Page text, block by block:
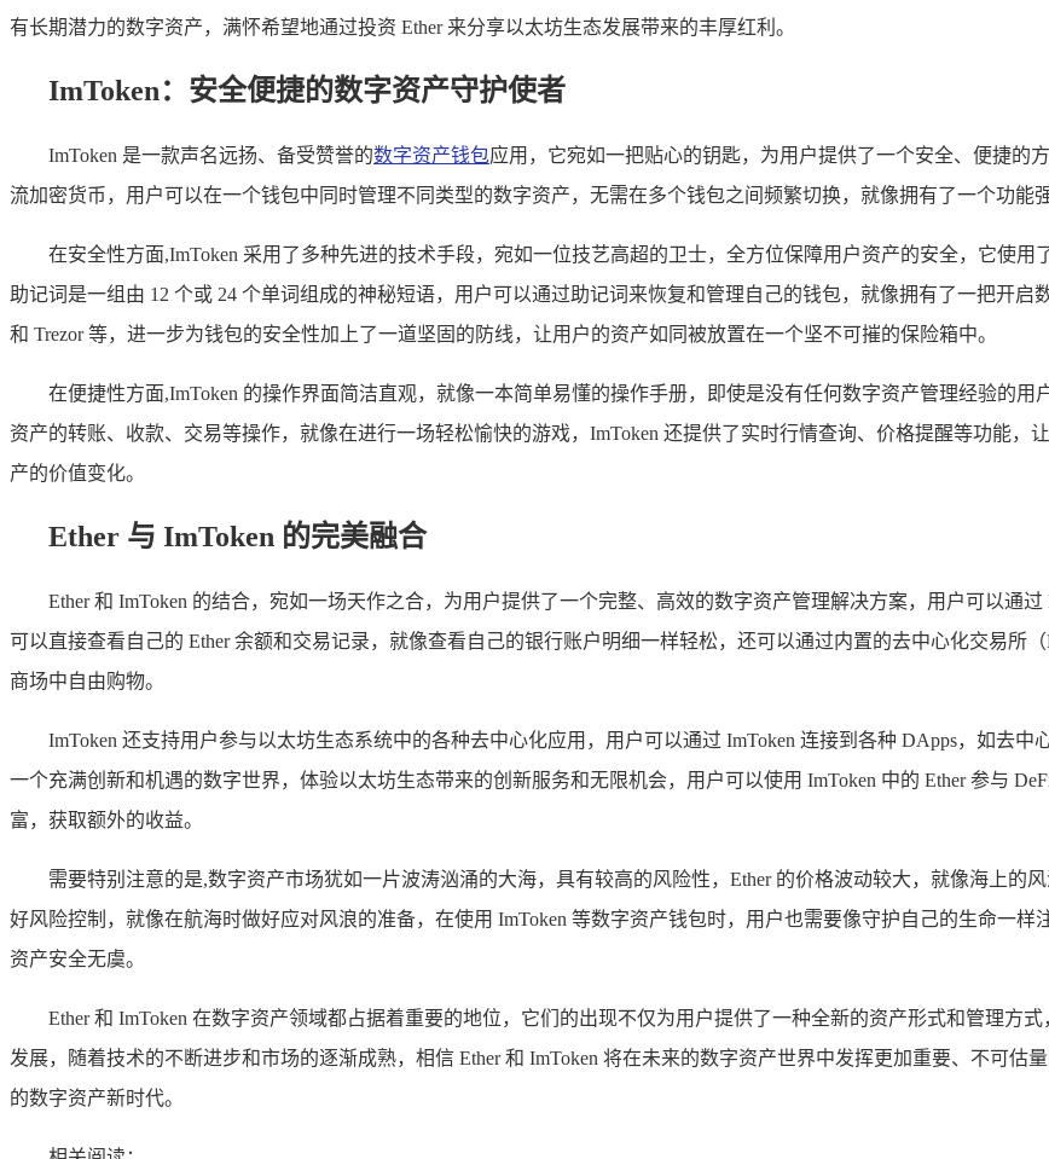
有长期潜力的数字资产，满怀希望地通过投资 Ether 来分享以太坊生态发展带来的丰厚红利。
ImToken：安全便捷的数字资产守护使者
ImToken 是一款声名远扬、备受赞誉的数字资产钱包应用，它宛如一把贴心的钥匙，为用户提供了一个安全、便捷的
流加密货币，用户可以在一个钱包中同时管理不同类型的数字资产，无需在多个钱包之间频繁切换，就像拥有了一个功能
在安全性方面,ImToken 采用了多种先进的技术手段，宛如一位技艺高超的卫士，全方位保障用户资产的安全，它使用
助记词是一组由 12 个或 24 个单词组成的神秘短语，用户可以通过助记词来恢复和管理自己的钱包，就像拥有了一把开启
和 Trezor 等，进一步为钱包的安全性加上了一道坚固的防线，让用户的资产如同被放置在一个坚不可摧的保险箱中。
在便捷性方面,ImToken 的操作界面简洁直观，就像一本简单易懂的操作手册，即使是没有任何数字资产管理经验的
资产的转账、收款、交易等操作，就像在进行一场轻松愉快的游戏，ImToken 还提供了实时行情查询、价格提醒等功能
产的价值变化。
Ether 与 ImToken 的完美融合
Ether 和 ImToken 的结合，宛如一场天作之合，为用户提供了一个完整、高效的数字资产管理解决方案，用户可以通
可以直接查看自己的 Ether 余额和交易记录，就像查看自己的银行账户明细一样轻松，还可以通过内置的去中心化交易所
商场中自由购物。
ImToken 还支持用户参与以太坊生态系统中的各种去中心化应用，用户可以通过 ImToken 连接到各种 DApps，如去
一个充满创新和机遇的数字世界，体验以太坊生态带来的创新服务和无限机会，用户可以使用 ImToken 中的 Ether 参与
富，获取额外的收益。
需要特别注意的是,数字资产市场犹如一片波涛汹涌的大海，具有较高的风险性，Ether 的价格波动较大，就像海上的
好风险控制，就像在航海时做好应对风浪的准备，在使用 ImToken 等数字资产钱包时，用户也需要像守护自己的生命一
资产安全无虞。
Ether 和 ImToken 在数字资产领域都占据着重要的地位，它们的出现不仅为用户提供了一种全新的资产形式和管理方
发展，随着技术的不断进步和市场的逐渐成熟，相信 Ether 和 ImToken 将在未来的数字资产世界中发挥更加重要、不可
的数字资产新时代。